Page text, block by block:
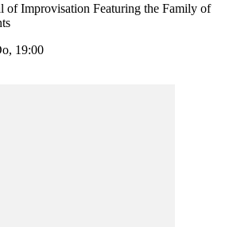
of Improvisation Featuring the Family of
19:00